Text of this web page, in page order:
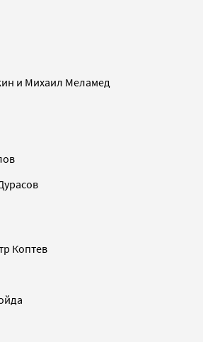
и Михаил Меламед
Коптев